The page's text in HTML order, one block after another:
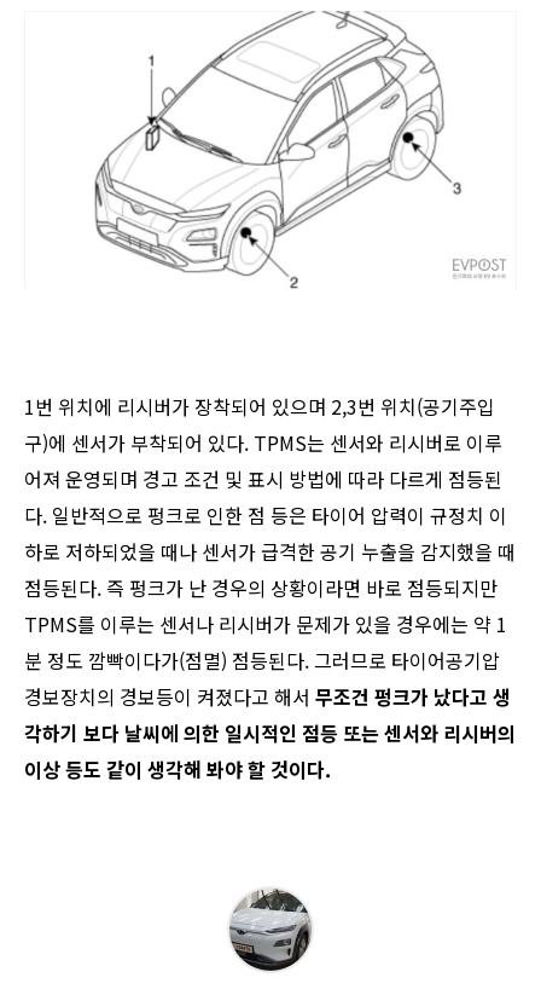
1번 위치에 리시버가 장착되어 있으며 2,3번 위치(공기주입
구)에 센서가 부착되어 있다. TPMS는 센서와 리시버로 이루
어져 운영되며 경고 조건 및 표시 방법에 따라 다르게 점등된
다. 일반적으로 펑크로 인한 점 등은 타이어 압력이 규정치 이
하로 저하되었을 때나 센서가 급격한 공기 누출을 감지했을 때
점등된다. 즉 펑크가 난 경우의 상황이라면 바로 점등되지만
TPMS를 이루는 센서나 리시버가 문제가 있을 경우에는 약 1
분 정도 깜빡이다가(점멸) 점등된다. 그러므로 타이어공기압
경보장치의 경보등이 켜졌다고 해서 무조건 펑크가 났다고 생
각하기 보다 날씨에 의한 일시적인 점등 또는 센서와 리시버의
이상 등도 같이 생각해 봐야 할 것이다.